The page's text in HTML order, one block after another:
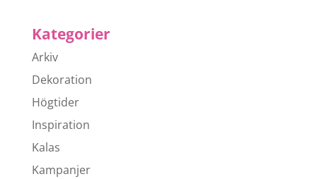
Kategorier
Arkiv
Dekoration
Högtider
Inspiration
Kalas
Kampanjer